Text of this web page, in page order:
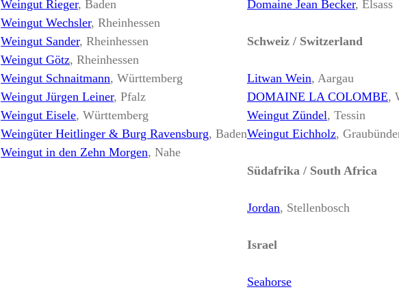
Weingut Rieger, Baden
Weingut Wechsler, Rheinhessen
Weingut Sander, Rheinhessen
Weingut Götz, Rheinhessen
Weingut Schnaitmann, Württemberg
Weingut Jürgen Leiner, Pfalz
Weingut Eisele, Württemberg
Weingüter Heitlinger & Burg Ravensburg, Baden
Weingut in den Zehn Morgen, Nahe
Domaine Jean Becker, Elsass
Schweiz / Switzerland
Litwan Wein, Aargau
DOMAINE LA COLOMBE,
Weingut Zündel, Tessin
Weingut Eichholz,
Südafrika / South Africa
Jordan, Stellenbosch
Israel
Seahorse